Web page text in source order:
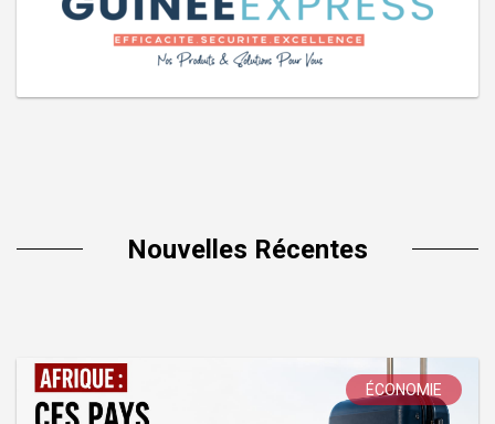
Nouvelles Récentes
ÉCONOMIE